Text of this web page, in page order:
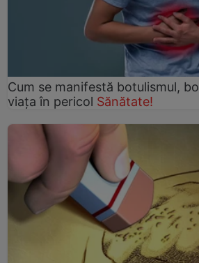
Cum se manifestă botulismul,
viaţa în pericol Sănătate!